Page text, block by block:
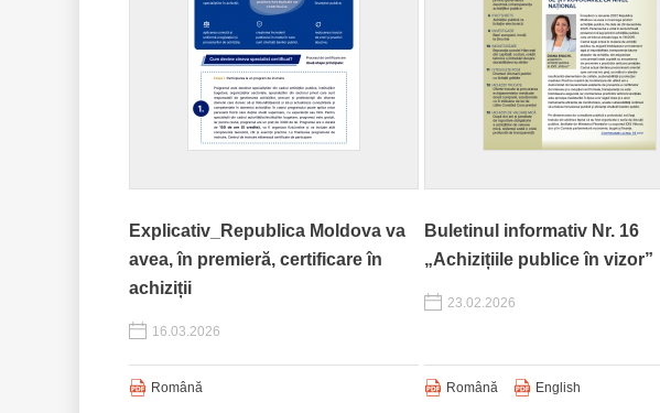
Explicativ_Republica Moldova va
avea, în premieră, certificare în
achiziții
16.03.2026
Română
Buletinul informativ Nr. 16
„Achizițiile publice în vizor”
23.02.2026
Română English